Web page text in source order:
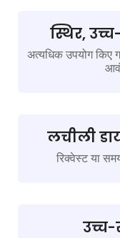
स्थिर,
अत्यधिक उपयोग किए
लचीली
रिक्वेस्ट या